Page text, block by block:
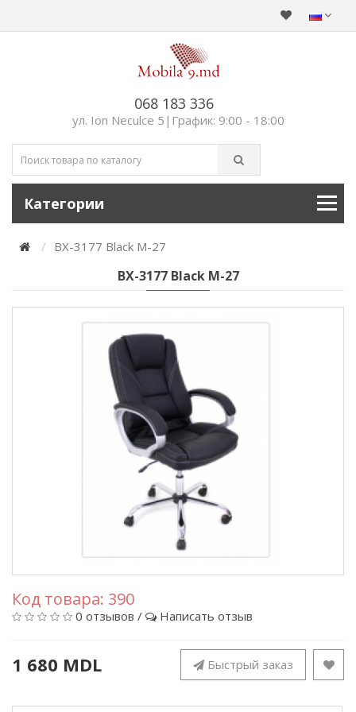
068 183 336
ул. Ion Neculce 5|График: 9:00 - 18:00
Категории
BX-3177 Black M-27
BX-3177 Black M-27
Код товара: 390
0 отзывов / Написать отзыв
1 680 MDL Быстрый заказ